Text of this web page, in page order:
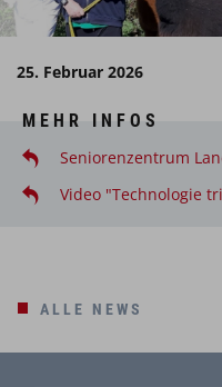
25. Februar 2026
MEHR INFOS
Seniorenzentrum
Video "Technologie
ALLE NEWS